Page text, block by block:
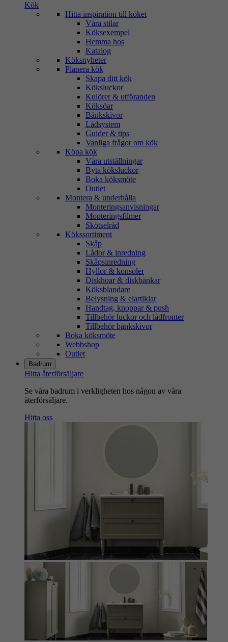
Kök
Hitta inspiration till köket
Våra stilar
Köksexempel
Hemma hos
Katalog
Köksnyheter
Planera kök
Skapa ditt kök
Köksluckor
Kulörer & utföranden
Köksöar
Bänkskivor
Lådsystem
Guider & tips
Vanliga frågor om kök
Köpa kök
Våra utställningar
Byta köksluckor
Boka köksmöte
Outlet
Montera & underhålla
Monteringsanvisningar
Monteringsfilmer
Skötselråd
Kökssortiment
Skåp
Lådor & inredning
Skåpsinredning
Hyllor & konsoler
Diskhoar & diskbänkar
Köksblandare
Belysning & elartiklar
Handtag, knoppar & push
Tillbehör luckor och lådfronter
Tillbehör bänkskivor
Boka köksmöte
Webbshop
Outlet
Badrum
Hitta återförsäljare
Se våra badrum i verkligheten hos någon av våra
återförsäljare.
Hitta oss